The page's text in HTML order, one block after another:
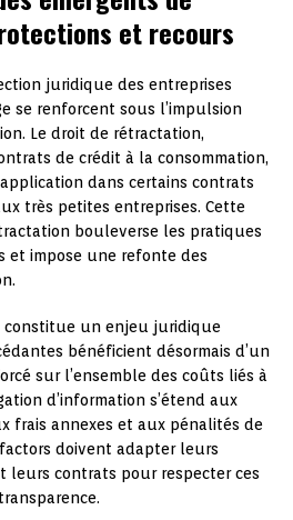
et recours
juridique des entreprises
se renforcent sous l’impulsion
Le droit de rétractation,
de crédit à la consommation,
dans certains contrats
très petites entreprises. Cette
bouleverse les pratiques
et impose une refonte des
constitue un enjeu juridique
bénéficient désormais d’un
sur l’ensemble des coûts liés à
d’information s’étend aux
frais annexes et aux pénalités de
doivent adapter leurs
leurs contrats pour respecter ces